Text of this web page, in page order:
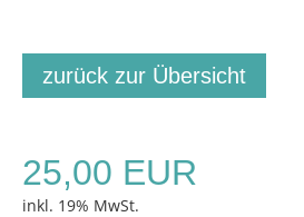
zurück zur Übersicht
25,00 EUR
inkl. 19% MwSt.